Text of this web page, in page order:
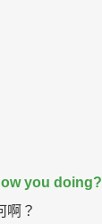
you doing?
啊？